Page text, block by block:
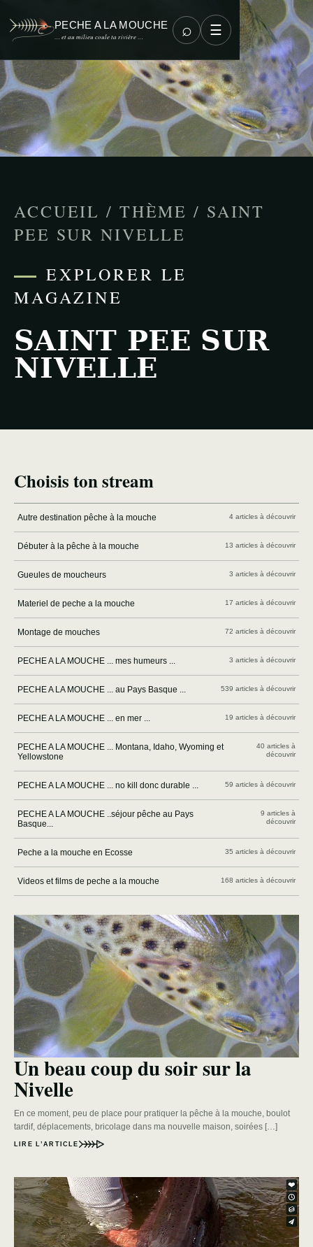
PECHE A LA MOUCHE
… et au milieu coule ta rivière … ⌕ ☰
ACCUEIL / THÈME / SAINT
PEE SUR NIVELLE
EXPLORER LE
MAGAZINE
SAINT PEE SUR
NIVELLE
Choisis ton stream
Autre destination pêche à la mouche 4 articles à découvrir
Débuter à la pêche à la mouche 13 articles à découvrir
Gueules de moucheurs 3 articles à découvrir
Materiel de peche a la mouche 17 articles à découvrir
Montage de mouches 72 articles à découvrir
PECHE A LA MOUCHE ... mes humeurs ... 3 articles à découvrir
PECHE A LA MOUCHE ... au Pays Basque ... 539 articles à découvrir
PECHE A LA MOUCHE ... en mer ... 19 articles à découvrir
PECHE A LA MOUCHE ... Montana, Idaho, Wyoming et
Yellowstone
40 articles à
découvrir
PECHE A LA MOUCHE ... no kill donc durable ... 59 articles à découvrir
PECHE A LA MOUCHE ..séjour pêche au Pays
Basque...
9 articles à
découvrir
Peche a la mouche en Ecosse 35 articles à découvrir
Videos et films de peche a la mouche 168 articles à découvrir
Un beau coup du soir sur la
Nivelle
En ce moment, peu de place pour pratiquer la pêche à la mouche, boulot
tardif, déplacements, bricolage dans ma nouvelle maison, soirées […]
LIRE L’ARTICLE